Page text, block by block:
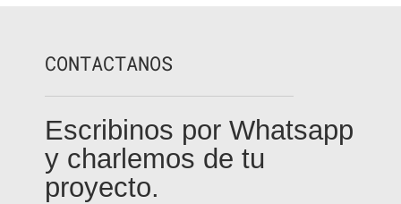
CONTACTANOS
Escribinos por Whatsapp
y charlemos de tu
proyecto.